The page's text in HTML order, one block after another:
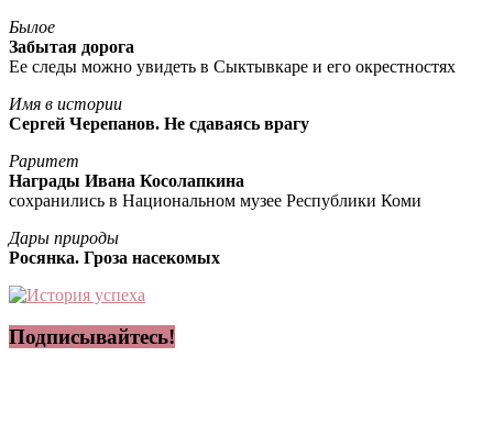
Былое
Забытая дорога
Ее следы можно увидеть в Сыктывкаре и его окрестностях
Имя в истории
Сергей Черепанов. Не сдаваясь врагу
Раритет
Награды Ивана Косолапкина
сохранились в Национальном музее Республики Коми
Дары природы
Росянка. Гроза насекомых
Подписывайтесь!